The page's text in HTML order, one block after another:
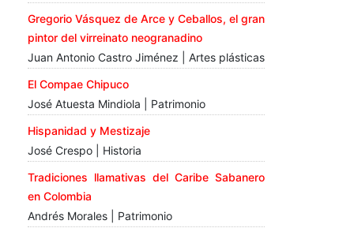
Gregorio Vásquez de Arce y Ceballos, el gran
pintor del virreinato neogranadino
Juan Antonio Castro Jiménez | Artes plásticas
El Compae Chipuco
José Atuesta Mindiola | Patrimonio
Hispanidad y Mestizaje
José Crespo | Historia
Tradiciones llamativas del Caribe Sabanero
en Colombia
Andrés Morales | Patrimonio